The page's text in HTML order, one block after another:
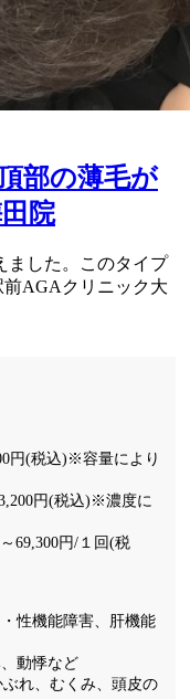
部の薄毛が
院
ました。このタイプ
AGAクリニック大
円(税込)※容量により
円(税込)※濃度に
69,300円/１回(税
性機能障害、肝機能
動悸など
れ、むくみ、頭皮の